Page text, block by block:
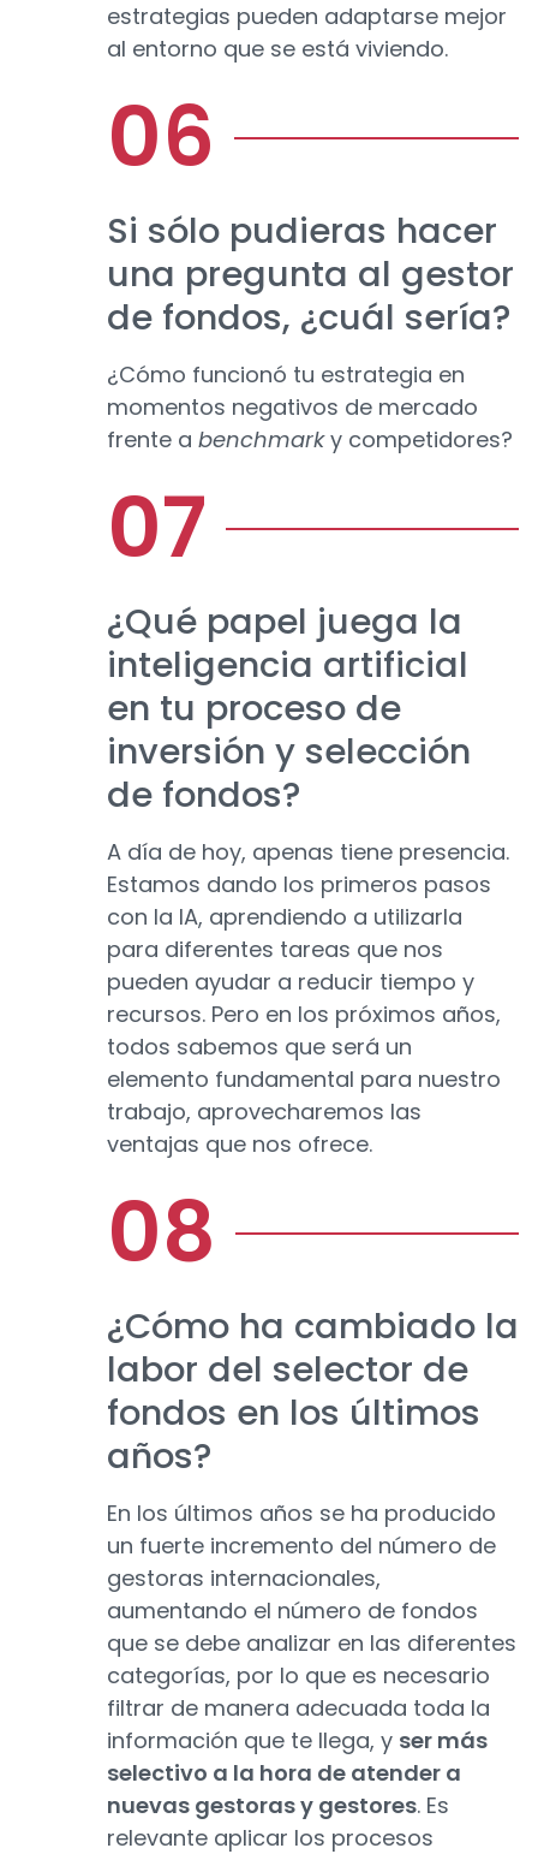
estrategias pueden adaptarse mejor
al entorno que se está viviendo.
Si sólo pudieras hacer
una pregunta al gestor
de fondos, ¿cuál sería?
¿Cómo funcionó tu estrategia en
momentos negativos de mercado
frente a benchmarky competidores?
¿Qué papel juega la
inteligencia artificial
en tu proceso de
inversión y selección
de fondos?
A día de hoy, apenas tiene presencia.
Estamos dando los primeros pasos
con la IA, aprendiendo a utilizarla
para diferentes tareas que nos
pueden ayudar a reducir tiempo y
recursos. Pero en los próximos años,
todos sabemos que será un
elemento fundamental para nuestro
trabajo, aprovecharemos las
ventajas que nos ofrece.
¿Cómo ha cambiado la
labor del selector de
fondos en los últimos
años?
En los últimos años se ha producido
un fuerte incremento del número de
gestoras internacionales,
aumentando el número de fondos
que se debe analizar en las diferentes
categorías, por lo que es necesario
filtrar de manera adecuada toda la
información que te llega, y ser más
selectivo a la hora de atender a
nuevas gestoras y gestores. Es
relevante aplicar los procesos